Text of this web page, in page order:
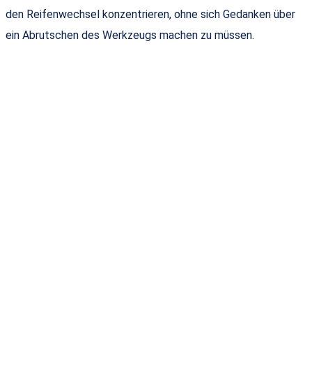
den Reifenwechsel konzentrieren, ohne sich Gedanken über
ein Abrutschen des Werkzeugs machen zu müssen.